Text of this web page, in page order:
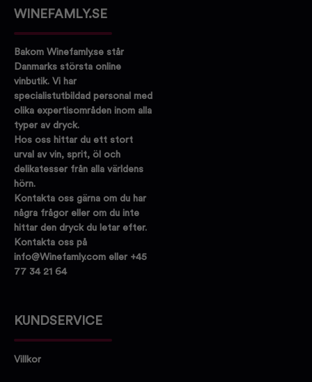
WINEFAMLY.SE
Bakom Winefamly.se står
Danmarks största online
vinbutik. Vi har
specialistutbildad personal med
olika expertisområden inom alla
typer av dryck.
Hos oss hittar du ett stort
urval av vin, sprit, öl och
delikatesser från alla världens
hörn.
Kontakta oss gärna om du har
några frågor eller om du inte
hittar den dryck du letar efter.
Kontakta oss på
info@Winefamly.com eller +45
77 34 21 64
KUNDSERVICE
Villkor